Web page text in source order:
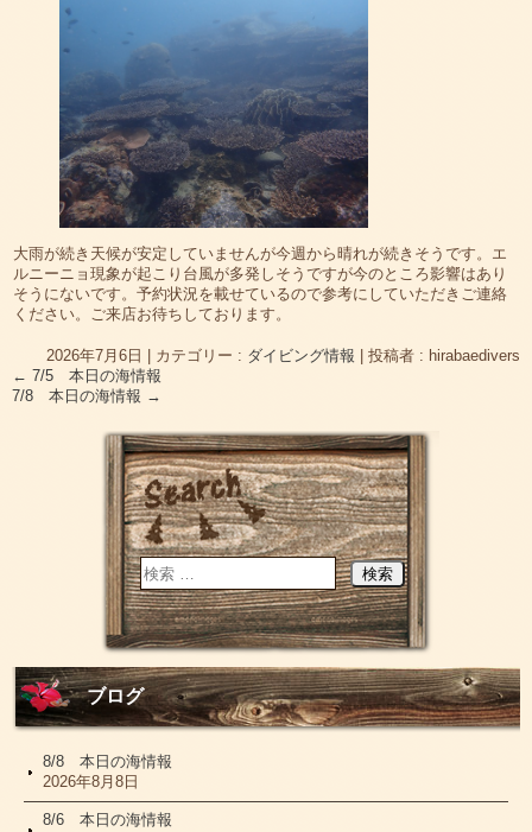
大雨が続き天候が安定していませんが今週から晴れが続きそうです。エ
ルニーニョ現象が起こり台風が多発しそうですが今のところ影響はあり
そうにないです。予約状況を載せているので参考にしていただきご連絡
ください。ご来店お待ちしております。
2026年7月6日 カテゴリー : ダイビング情報
投稿者 : hirabaedivers
← 7/5 本日の海情報
7/8 本日の海情報 →
ブログ
8/8 本日の海情報
2026年8月8日
8/6 本日の海情報